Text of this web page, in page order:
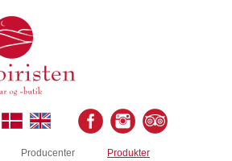
Producenter
Produkter